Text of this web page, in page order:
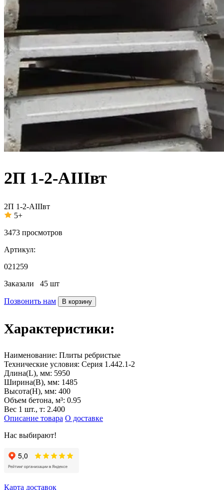
2П 1-2-АIIIвт
2П 1-2-АIIIвт
5+
3473 просмотров
Артикул:
021259
Заказали 45 шт
Позвонить нам В корзину
Характеристики:
Наименование: Плиты ребристые
Технические условия: Серия 1.442.1-2
Длина(L), мм: 5950
Ширина(B), мм: 1485
Высота(H), мм: 400
Объем бетона, м³: 0.95
Вес 1 шт., т: 2.400
Описание товара О доставке
Нас выбирают!
Карта доставок